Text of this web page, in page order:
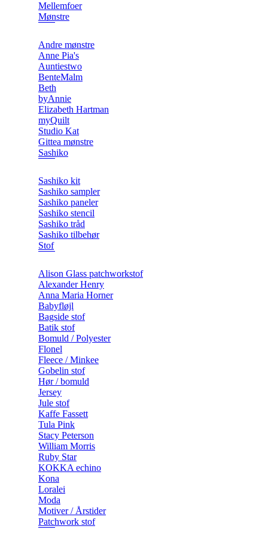
Mellemfoer
Mønstre
Andre mønstre
Anne Pia's
Auntiestwo
BenteMalm
Beth
byAnnie
Elizabeth Hartman
myQuilt
Studio Kat
Gittea mønstre
Sashiko
Sashiko kit
Sashiko sampler
Sashiko paneler
Sashiko stencil
Sashiko tråd
Sashiko tilbehør
Stof
Alison Glass patchworkstof
Alexander Henry
Anna Maria Horner
Babyfløjl
Bagside stof
Batik stof
Bomuld / Polyester
Flonel
Fleece / Minkee
Gobelin stof
Hør / bomuld
Jersey
Jule stof
Kaffe Fassett
Tula Pink
Stacy Peterson
William Morris
Ruby Star
KOKKA echino
Kona
Loralei
Moda
Motiver / Årstider
Patchwork stof